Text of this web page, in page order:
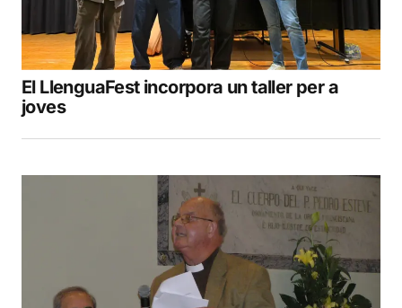
El LlenguaFest incorpora un taller per a
joves